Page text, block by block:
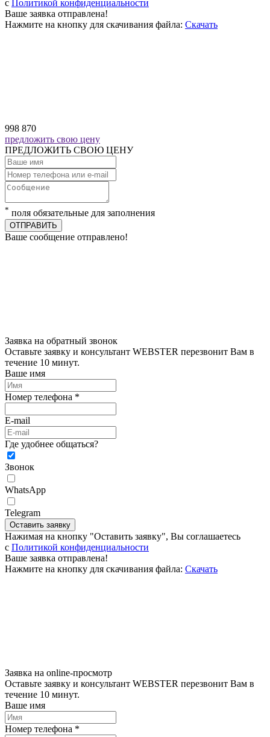
c
Политикой конфиденциальности
Ваше заявка отправлена!
Нажмите на кнопку для скачивания файла: Скачать
998 870
предложить свою цену
ПРЕДЛОЖИТЬ СВОЮ ЦЕНУ
* поля обязательные для заполнения
ОТПРАВИТЬ
Ваше сообщение отправлено!
Заявка на обратный звонок
Оставьте заявку и консультант WEBSTER перезвонит Вам в
течение 10 минут.
Ваше имя
Номер телефона *
E-mail
Где удобнее общаться?
Звонок
WhatsApp
Telegram
Оставить заявку
Нажимая на кнопку "Оставить заявку", Вы соглашаетесь
c Политикой конфиденциальности
Ваше заявка отправлена!
Нажмите на кнопку для скачивания файла: Скачать
Заявка на online-просмотр
Оставьте заявку и консультант WEBSTER перезвонит Вам в
течение 10 минут.
Ваше имя
Номер телефона *